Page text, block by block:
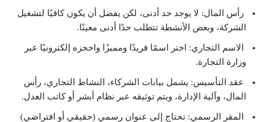
رأس المال: لا يوجد حد أدنى، لكن يفضل أن يكون كافيًا لتشغيل
الشركة، وبعض الأنشطة تتطلب حدًا أدنى معينًا.
الاسم التجاري: اختر اسمًا فريدًا ومميزًا واحجزه إلكترونيًا عبر
وزارة التجارة.
عقد التأسيس: يشمل بيانات الشركاء، النشاط التجاري، رأس
المال، وآلية الإدارة، ويتم توثيقه عبر نظام أبشر أو كاتب العدل.
المقر الرسمي: تحتاج إلى عنوان رسمي (حقيقي أو افتراضي)